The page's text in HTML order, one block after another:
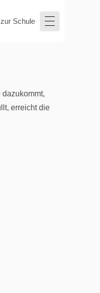
Schule
erreicht die